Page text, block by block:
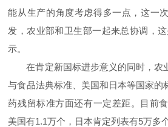
能从生产的角度考虑得多一点，这一
发，农业部和卫生部一起来总协调，
示。
在肯定新国标进步意义的同时，农
与食品法典标准、美国和日本等国家的
药残留标准方面还有一定差距。目前
美国有1.1万个，日本肯定列表有